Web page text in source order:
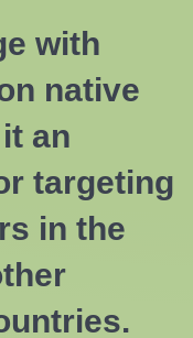
with
native
an
targeting
in the